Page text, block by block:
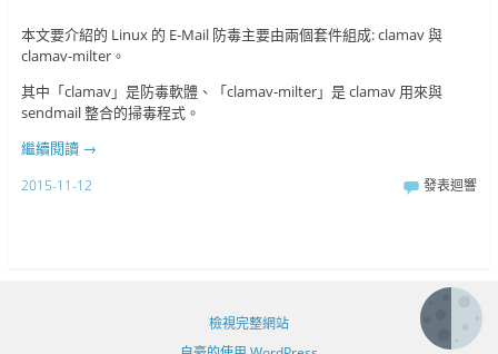
本文要介紹的 Linux 的 E-Mail 防毒主要由兩個套件組成: clamav 與
clamav-milter。
其中「clamav」是防毒軟體、「clamav-milter」是 clamav 用來與
sendmail 整合的掃毒程式。
繼續閱讀 →
2015-11-12 發表迴響
檢視完整網站